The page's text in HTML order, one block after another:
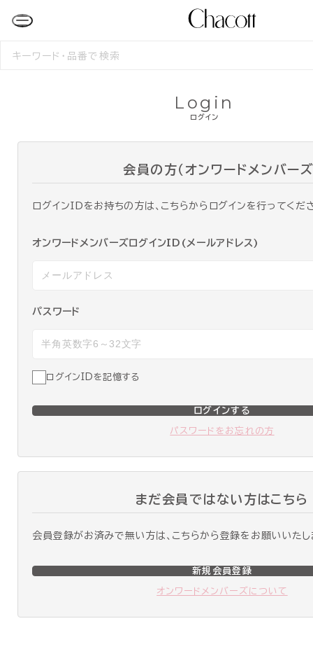
検
ログイン
Login
会員の方（オンワードメンバーズ
ログインIDをお持ちの方は、こちらからログインを行ってくだ
オンワードメンバーズログインID(メールアドレス)
パスワード
ログインIDを記憶する
ログインする
パスワードをお忘れの方
まだ会員ではない方はこちら
会員登録がお済みで無い方は、こちらから登録をお願いいたし
新規会員登録
オンワードメンバーズについて